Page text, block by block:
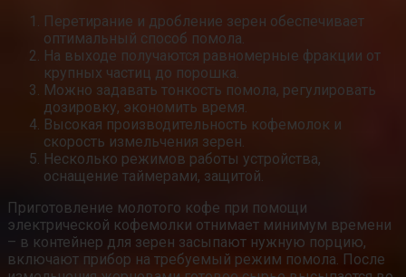
Перетирание и дробление зерен обеспечивает
оптимальный способ помола.
На выходе получаются равномерные фракции от
крупных частиц до порошка.
Можно задавать тонкость помола, регулировать
дозировку, экономить время.
Высокая производительность кофемолок и
скорость измельчения зерен.
Несколько режимов работы устройства,
оснащение таймерами, защитой.
Приготовление молотого кофе при помощи
электрической кофемолки отнимает минимум времени
– в контейнер для зерен засыпают нужную порцию,
включают прибор на требуемый режим помола. После